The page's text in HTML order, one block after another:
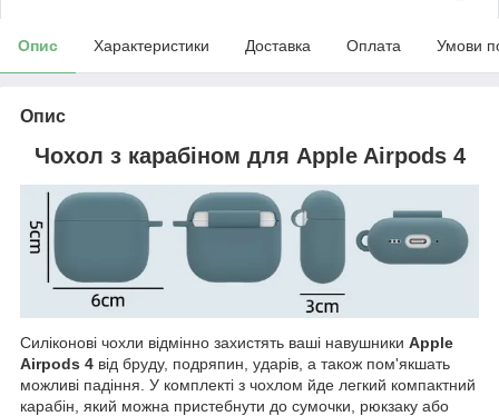
Опис Характеристики Доставка Оплата Умови
Опис
Чохол з карабіном для Apple Airpods 4
Силіконові чохли відмінно захистять ваші навушники Apple
Airpods 4 від бруду, подряпин, ударів, а також пом'якшать
можливі падіння. У комплекті з чохлом йде легкий компактний
карабін, який можна пристебнути до сумочки, рюкзаку або